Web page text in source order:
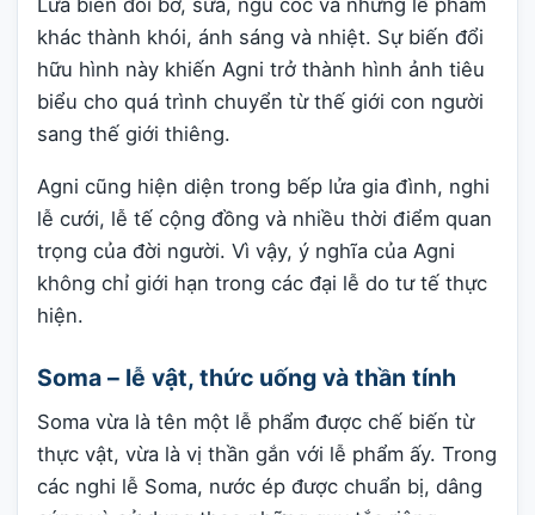
Lửa biến đổi bơ, sữa, ngũ cốc và những lễ phẩm
khác thành khói, ánh sáng và nhiệt. Sự biến đổi
hữu hình này khiến Agni trở thành hình ảnh tiêu
biểu cho quá trình chuyển từ thế giới con người
sang thế giới thiêng.
Agni cũng hiện diện trong bếp lửa gia đình, nghi
lễ cưới, lễ tế cộng đồng và nhiều thời điểm quan
trọng của đời người. Vì vậy, ý nghĩa của Agni
không chỉ giới hạn trong các đại lễ do tư tế thực
hiện.
Soma – lễ vật, thức uống và thần tính
Soma vừa là tên một lễ phẩm được chế biến từ
thực vật, vừa là vị thần gắn với lễ phẩm ấy. Trong
các nghi lễ Soma, nước ép được chuẩn bị, dâng